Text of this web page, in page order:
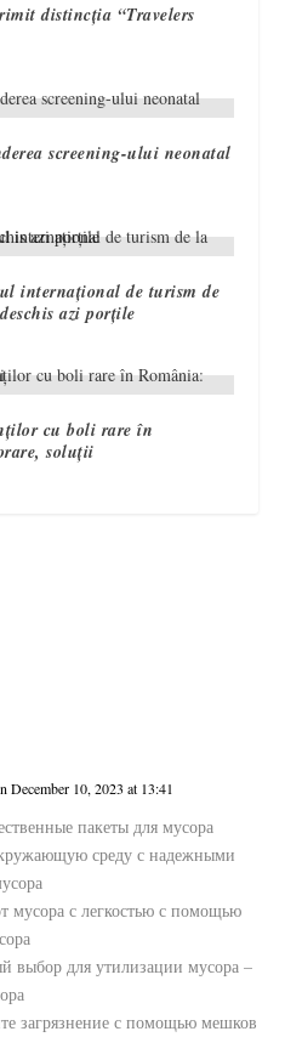
distincția “Travelers
screening-ului neonatal
internațional de turism de
azi porțile
cu boli rare în
soluții
December 10, 2023 at 13:41
пакеты для мусора
среду с надежными
мусора с легкостью с помощью
выбор для утилизации мусора –
загрязнение с помощью мешков